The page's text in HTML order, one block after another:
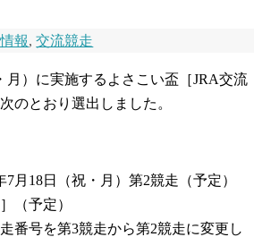
報,交流競走
月）に実施するよさこい盃［JRA交流
のとおり選出しました。
日（祝・月）第2競走（予定）
（予定）
3競走から第2競走に変更し